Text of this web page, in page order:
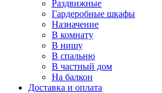
Раздвижные
Гардеробные шкафы
Назначение
В комнату
В нишу
В спальню
В частный дом
На балкон
Доставка и оплата